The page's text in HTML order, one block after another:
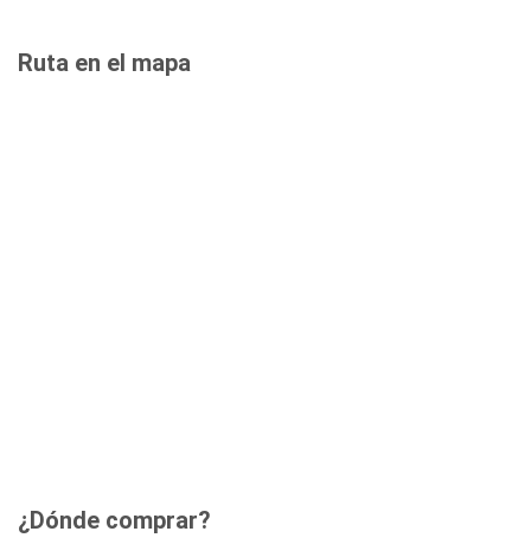
Ruta en el mapa
¿Dónde comprar?